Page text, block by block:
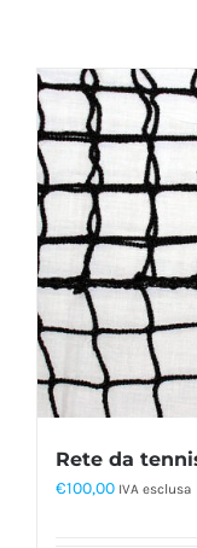
Rete da
€100,00 IVA esclusa